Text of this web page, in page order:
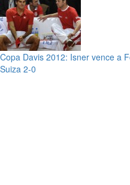
Copa Davis 2012: Isner vence a
Suiza 2-0